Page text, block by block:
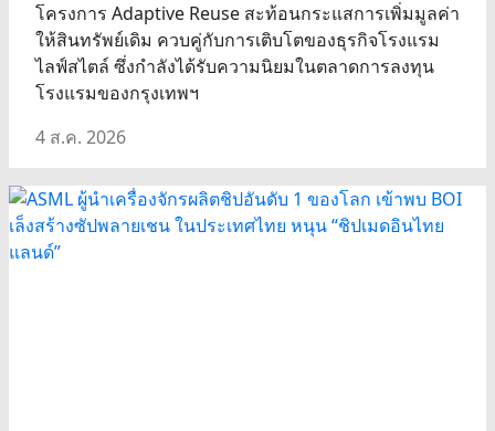
โครงการ Adaptive Reuse สะท้อนกระแสการเพิ่มมูลค่า
ให้สินทรัพย์เดิม ควบคู่กับการเติบโตของธุรกิจโรงแรม
ไลฟ์สไตล์ ซึ่งกำลังได้รับความนิยมในตลาดการลงทุน
โรงแรมของกรุงเทพฯ
4 ส.ค. 2026